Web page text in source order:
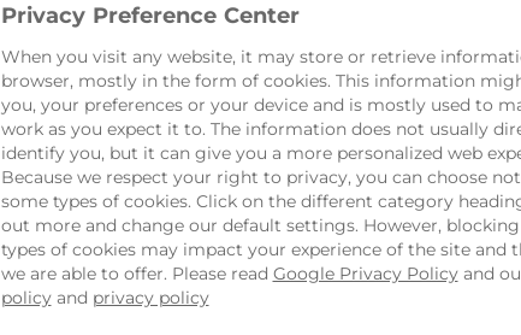
Light Feta
Le fromage
délicieuse et
goût.
% et
présente une
acidulée et
matières
Privacy Preference Center
When you visit any website, it may store or retrieve
browser, mostly in the form of cookies. This information
you, your preferences or your device and is mostly used to
work as you expect it to. The information does not usually
identify you, but it can give you a more personalized web
Because we respect your right to privacy, you can choose
some types of cookies. Click on the different category
out more and change our default settings. However,
types of cookies may impact your experience of the site and
we are able to offer. Please read Google Privacy Policyand
policyand privacy policy